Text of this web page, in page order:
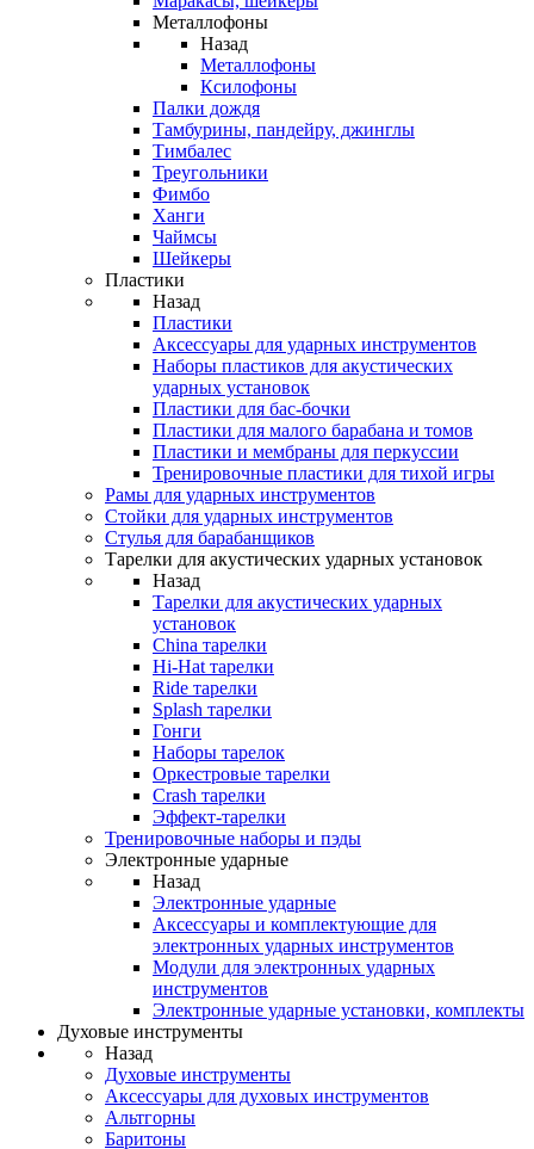
Металлофоны
Назад
Металлофоны
Ксилофоны
Палки дождя
Тамбурины, пандейру, джинглы
Тимбалес
Треугольники
Фимбо
Ханги
Чаймсы
Шейкеры
Пластики
Назад
Пластики
Аксессуары для ударных инструментов
Наборы пластиков для акустических
ударных установок
Пластики для бас-бочки
Пластики для малого барабана и томов
Пластики и мембраны для перкуссии
Тренировочные пластики для тихой игры
Рамы для ударных инструментов
Стойки для ударных инструментов
Стулья для барабанщиков
Тарелки для акустических ударных установок
Назад
Тарелки для акустических ударных
установок
China тарелки
Hi-Hat тарелки
Ride тарелки
Splash тарелки
Гонги
Наборы тарелок
Оркестровые тарелки
Сrash тарелки
Эффект-тарелки
Тренировочные наборы и пэды
Электронные ударные
Назад
Электронные ударные
Аксессуары и комплектующие для
электронных ударных инструментов
Модули для электронных ударных
инструментов
Электронные ударные установки, комплекты
Духовые инструменты
Назад
Духовые инструменты
Аксессуары для духовых инструментов
Альтгорны
Баритоны